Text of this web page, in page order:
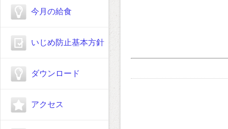
今月の給食
いじめ防止基本方針
ダウンロード
アクセス